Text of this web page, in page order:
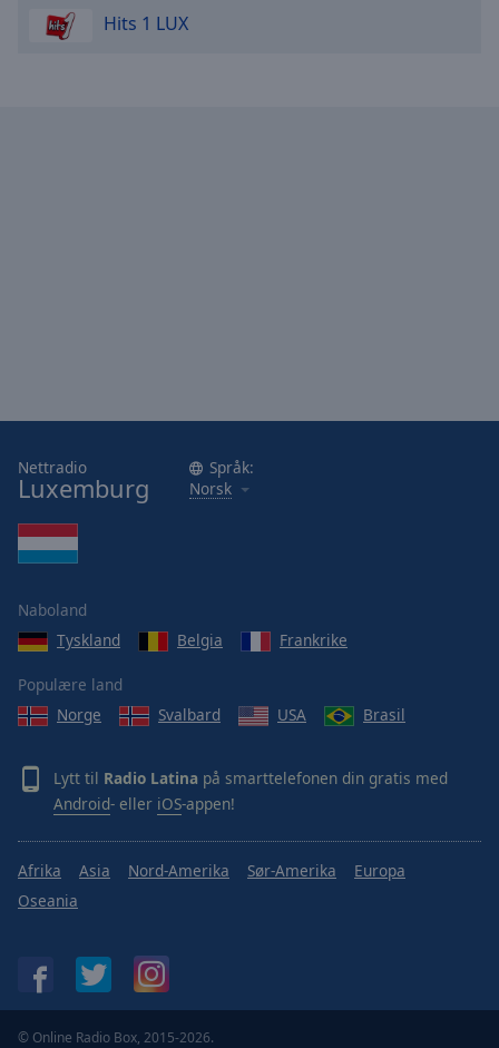
Hits 1 LUX
Nettradio
Luxemburg
Språk:
Norsk
Naboland
Tyskland
Belgia Frankrike
Populære land
Norge
Svalbard USA Brasil
Lytt til Radio Latina på smarttelefonen din gratis med
Android- eller iOS-appen!
Afrika Asia Nord-Amerika Sør-Amerika
Europa
Oseania
© Online Radio Box, 2015-2026.